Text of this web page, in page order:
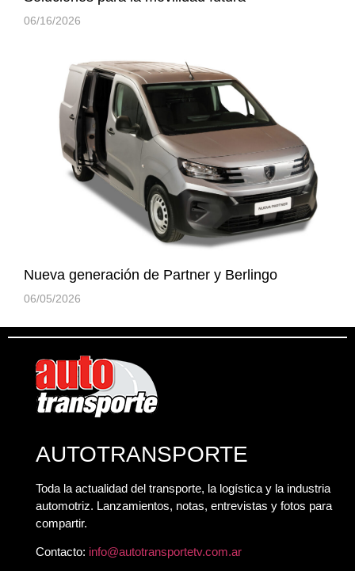
06/16/2026
Nueva generación de Partner y Berlingo
06/05/2026
AUTOTRANSPORTE
Toda la actualidad del transporte, la logística y la industria
automotriz. Lanzamientos, notas, entrevistas y fotos para
compartir.
Contacto: info@autotransportetv.com.ar